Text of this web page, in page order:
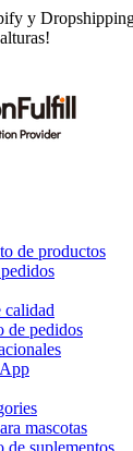
y
de productos
calidad
de pedidos
mascotas
de suplementos